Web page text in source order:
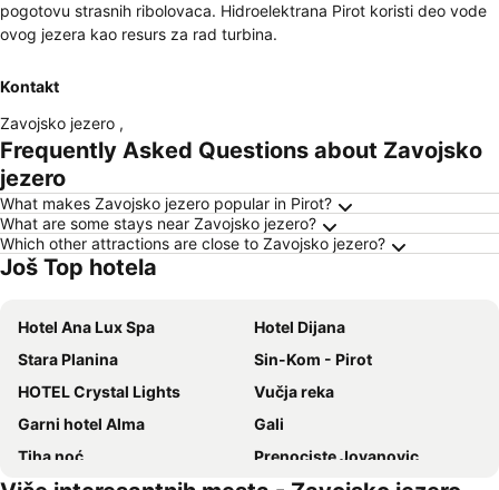
pogotovu strasnih ribolovaca. Hidroelektrana Pirot koristi deo vode
ovog jezera kao resurs za rad turbina.
Kontakt
Zavojsko jezero ,
Frequently Asked Questions about Zavojsko
jezero
What makes Zavojsko jezero popular in Pirot?
What are some stays near Zavojsko jezero?
Which other attractions are close to Zavojsko jezero?
Još Top hotela
Hotel Ana Lux Spa
Hotel Dijana
Stara Planina
Sin-Kom - Pirot
HOTEL Crystal Lights
Vučja reka
Garni hotel Alma
Gali
Tiha noć
Prenociste Jovanovic